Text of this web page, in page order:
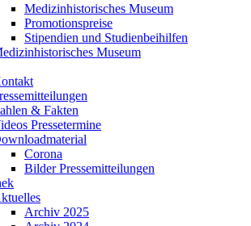
Medizinhistorisches Museum
Promotionspreise
Stipendien und Studienbeihilfen
Museum
& Fakten
Pressetermine
Corona
Bilder Pressemitteilungen
Archiv 2025